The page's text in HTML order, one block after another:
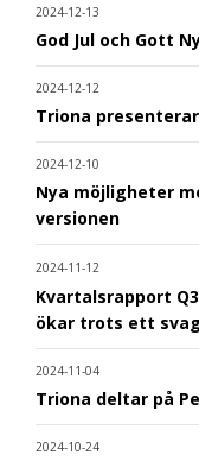
2024-12-13
God Jul och Gott
2024-12-12
Triona
2024-12-10
Nya möjligheter
versionen
2024-11-12
Kvartalsrapport
ökar trots ett
2024-11-04
Triona deltar på
2024-10-24